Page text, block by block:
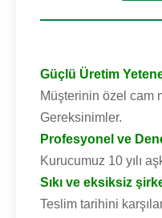
Güçlü Üretim
Müşterinin özel cam
Gereksinimler.
Profesyonel ve
Kurucumuz 10 yılı
Sıkı ve eksiksiz
Teslim tarihini